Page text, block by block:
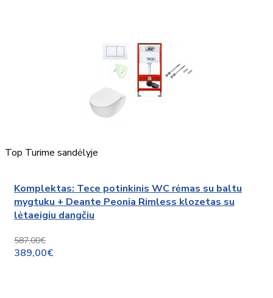
Top Turime sandėlyje
Komplektas: Tece potinkinis WC rėmas su baltu
mygtuku + Deante Peonia Rimless klozetas su
lėtaeigiu dangčiu
587,00€
389,00€